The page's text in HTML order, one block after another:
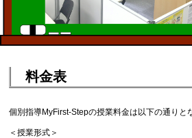
料金表
個別指導MyFirst-Stepの授業料金は以下の通りと
＜授業形式＞